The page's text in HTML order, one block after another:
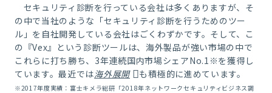
セキュリティ診断を行っている会社は多くありますが、そ
の中で当社のような「セキュリティ診断を行うためのツー
ル」を自社開発している会社はごくわずかです。そして、こ
の『Vex』という診断ツールは、海外製品が強い市場の中で
これらに打ち勝ち、 3年連続国内市場シェアNo.1 ※を獲得し
ています。最近では海外展開 も積極的に進めています。
※2017年度実績：富士キメラ総研「2018年ネットワークセキュリティビジネス調